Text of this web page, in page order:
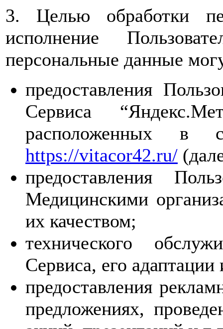
3. Целью обработки
исполнение
персональные данные
предоставления
Сервиса
расположенных в
https://vitacor42.ru/
предоставления
Медицинскими
их качеством;
технического
Сервиса, его
предоставления
предложениях,